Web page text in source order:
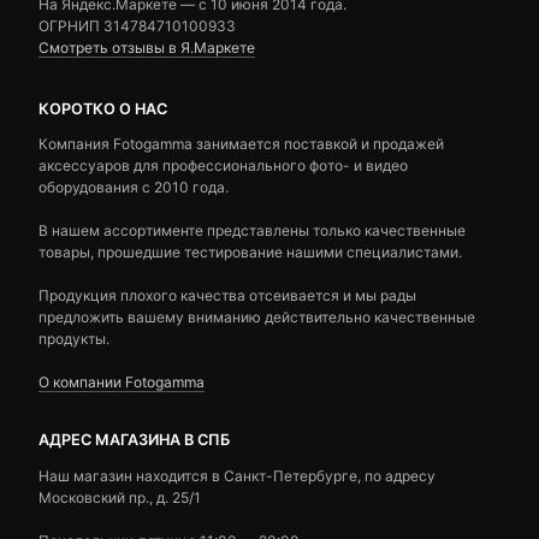
На Яндекс.Маркете — c 10 июня 2014 года.
ОГРНИП 314784710100933
Смотреть отзывы в Я.Маркете
КОРОТКО О НАС
Компания Fotogamma занимается поставкой и продажей
аксессуаров для профессионального фото- и видео
оборудования с 2010 года.
В нашем ассортименте представлены только качественные
товары, прошедшие тестирование нашими специалистами.
Продукция плохого качества отсеивается и мы рады
предложить вашему вниманию действительно качественные
продукты.
О компании Fotogamma
АДРЕС МАГАЗИНА В СПБ
Наш магазин находится в Санкт-Петербурге, по адресу
Московский пр., д. 25/1